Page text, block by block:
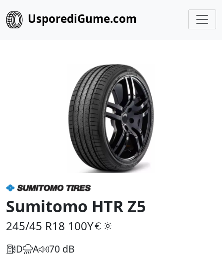
UsporediGume.com
Sumitomo HTR Z5
245/45 R18 100Y
D A 70 dB